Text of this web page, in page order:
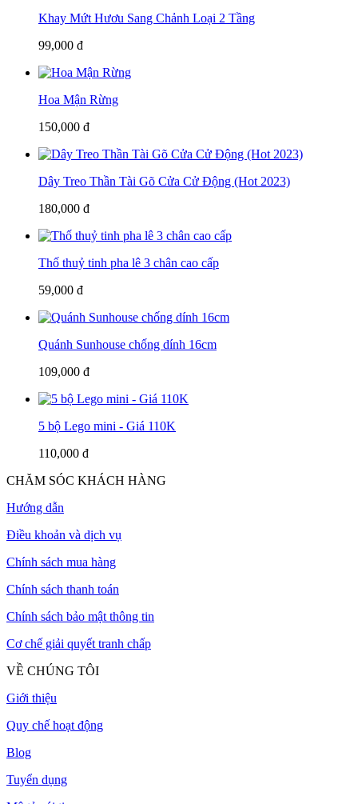
Khay Mứt Hươu Sang Chảnh Loại 2 Tầng
99,000 đ
Hoa Mận Rừng
150,000 đ
Dây Treo Thần Tài Gõ Cửa Cử Động (Hot 2023)
180,000 đ
Thố thuỷ tinh pha lê 3 chân cao cấp
59,000 đ
Quánh Sunhouse chống dính 16cm
109,000 đ
5 bộ Lego mini - Giá 110K
110,000 đ
CHĂM SÓC KHÁCH HÀNG
Hướng dẫn
Điều khoản và dịch vụ
Chính sách mua hàng
Chính sách thanh toán
Chính sách bảo mật thông tin
Cơ chế giải quyết tranh chấp
VỀ CHÚNG TÔI
Giới thiệu
Quy chế hoạt động
Blog
Tuyển dụng